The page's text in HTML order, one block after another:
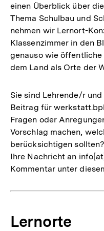
einen Überblick über
Thema Schulbau und
nehmen wir Lernort-
Klassenzimmer in den
genauso wie
dem Land als Orte der
Sie sind Lehrende/r
Beitrag für
Fragen oder
Vorschlag machen,
berücksichtigen
Ihre Nachricht an
Kommentar unter
Lernorte